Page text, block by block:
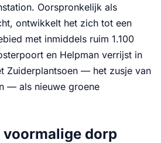
Oorspronkelijk als
ontwikkelt het zich tot een
met inmiddels ruim 1.100
en Helpman verrijst in
Zuiderplantsoen — het zusje van
— als nieuwe groene
voormalige dorp